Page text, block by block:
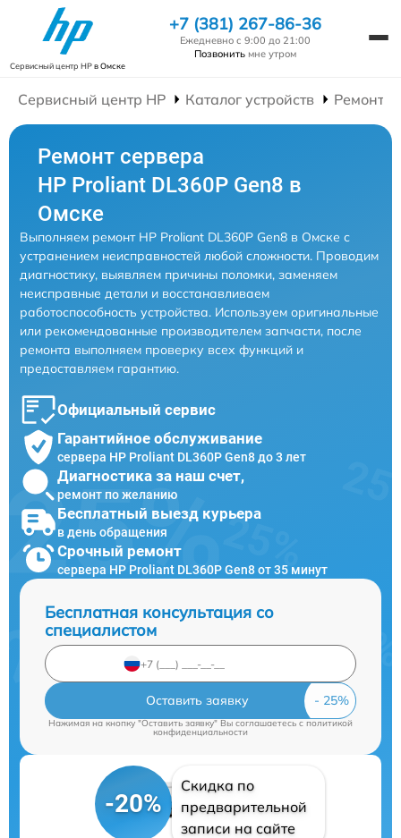
Сервисный центр HPв Омске
+7 (381) 267-86-36
Ежедневно с 9:00 до 21:00
Позвонить мне утром
Сервисный центр HP Каталог устройств Ремонт
Ремонт сервера
HP Proliant DL360P Gen8 в
Омске
Выполняем ремонт HP Proliant DL360P Gen8 в Омске с
устранением неисправностей любой сложности. Проводим
диагностику, выявляем причины поломки, заменяем
неисправные детали и восстанавливаем
работоспособность устройства. Используем оригинальные
или рекомендованные производителем запчасти, после
ремонта выполняем проверку всех функций и
предоставляем гарантию.
Официальный сервис
Гарантийное обслуживание
сервера HP Proliant DL360P Gen8 до 3 лет
Диагностика за наш счет,
ремонт по желанию
Бесплатный выезд курьера
в день обращения
Срочный ремонт
сервера HP Proliant DL360P Gen8 от 35 минут
Бесплатная консультация со
специалистом
Оставить заявку
Нажимая на кнопку "Оставить заявку" Вы соглашаетесь cполитикой
конфиденциальности
-20%
Скидка по
предварительной
записи на сайте